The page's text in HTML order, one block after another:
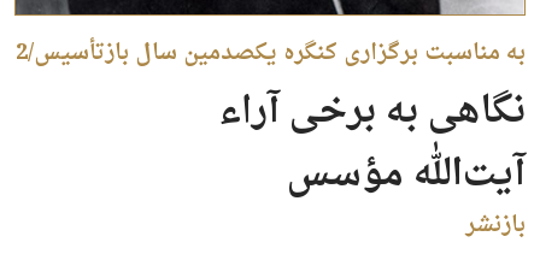
به مناسبت برگزاری کنگره یکصدمین سال بازتأسیس/2
نگاهی به برخی آراء
آیت‌الله مؤسس
بازنشر